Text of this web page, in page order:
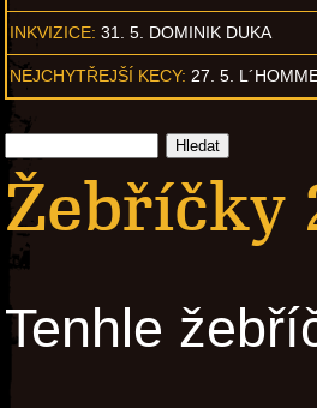
INKVIZICE: 31. 5. DOMINIK DUKA
NEJCHYTŘEJŠÍ KECY: 27. 5.
Žebříčky
Tenhle